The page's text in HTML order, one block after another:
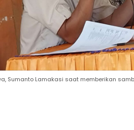
Sumanto Lamakasi saat memberikan